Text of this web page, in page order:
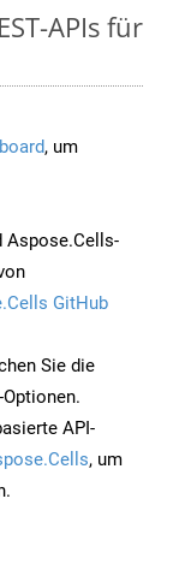
APIs für
, um
Aspose.Cells-
GitHub
Sie die
API-
, um